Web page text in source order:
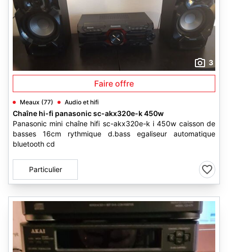
3
Faire offre
Meaux (77) Audio et hifi
Chaîne hi-fi panasonic sc-akx320e-k 450w
Panasonic mini chaîne hifi sc-akx320e-k i 450w caisson de
basses 16cm rythmique d.bass egaliseur automatique
bluetooth cd
Particulier